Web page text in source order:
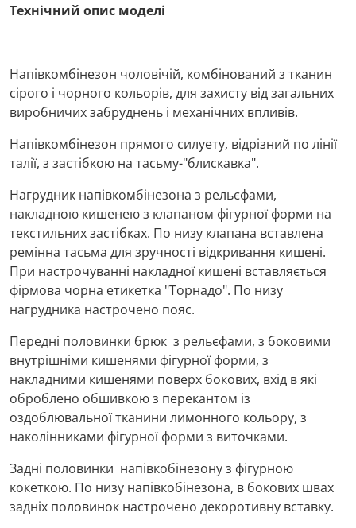
Технічний опис моделі
Напівкомбінезон чоловічій, комбінований з тканин
сірого і чорного кольорів, для захисту від загальних
виробничих забруднень і механічних впливів.
Напівкомбінезон прямого силуету, відрізний по лінії
талії, з застібкою на тасьму-"блискавка".
Нагрудник напівкомбінезона з рельєфами,
накладною кишенею з клапаном фігурної форми на
текстильних застібках. По низу клапана вставлена
ремінна тасьма для зручності відкривання кишені.
При настрочуванні накладної кишені вставляється
фірмова чорна етикетка "Торнадо". По низу
нагрудника настрочено пояс.
Передні половинки брюк з рельєфами, з боковими
внутрішніми кишенями фігурної форми, з
накладними кишенями поверх бокових, вхід в які
оброблено обшивкою з перекантом із
оздоблювальної тканини лимонного кольору, з
наколінниками фігурної форми з виточками.
Задні половинки напівкобінезону з фігурною
кокеткою. По низу напівкобінезона, в бокових швах
задніх половинок настрочено декоротивну вставку.